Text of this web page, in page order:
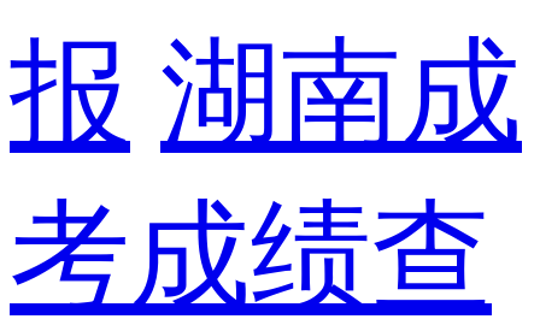
报 湖南成
考成绩查